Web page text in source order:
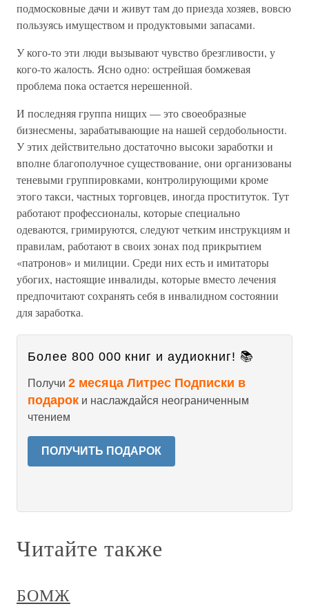
подмосковные дачи и живут там до приезда хозяев, вовсю
пользуясь имуществом и продуктовыми запасами.
У кого-то эти люди вызывают чувство брезгливости, у
кого-то жалость. Ясно одно: острейшая бомжевая
проблема пока остается нерешенной.
И последняя группа нищих — это своеобразные
бизнесмены, зарабатывающие на нашей сердобольности.
У этих действительно достаточно высоки заработки и
вполне благополучное существование, они организованы
теневыми группировками, контролирующими кроме
этого такси, частных торговцев, иногда проституток. Тут
работают профессионалы, которые специально
одеваются, гримируются, следуют четким инструкциям и
правилам, работают в своих зонах под прикрытием
«патронов» и милиции. Среди них есть и имитаторы
убогих, настоящие инвалиды, которые вместо лечения
предпочитают сохранять себя в инвалидном состоянии
для заработка.
Более 800 000 книг и аудиокниг! 📚
Получи 2 месяца Литрес Подписки в
подарок и наслаждайся неограниченным
чтением
ПОЛУЧИТЬ ПОДАРОК
Читайте также
БОМЖ